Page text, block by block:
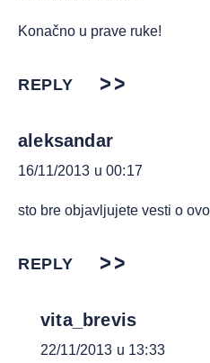
Konačno u prave ruke!
REPLY
aleksandar
16/11/2013 u 00:17
sto bre objavljujete vesti o
REPLY
vita_brevis
22/11/2013 u 13:33